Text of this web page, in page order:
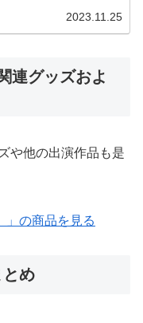
2023.11.25
連グッズおよ
や他の出演作品も是
」の商品を見る
め